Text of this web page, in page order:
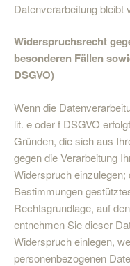
Datenverarbeitung bleibt
Widerspruchsrecht
besonderen Fällen
DSGVO)
Wenn die
lit. e oder f DSGVO
Gründen, die sich aus
gegen die Verarbeitung
Widerspruch
Bestimmungen
Rechtsgrundlage, auf
entnehmen Sie dieser
Widerspruch einlegen,
personenbezogenen